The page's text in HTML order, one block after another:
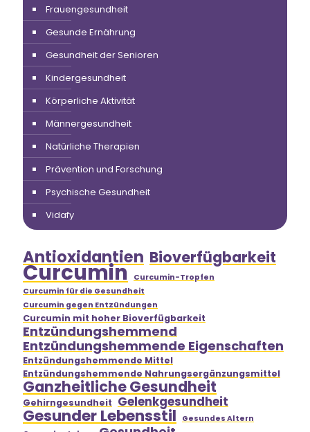
Frauengesundheit
Gesunde Ernährung
Gesundheit der Senioren
Kindergesundheit
Körperliche Aktivität
Männergesundheit
Natürliche Therapien
Prävention und Forschung
Psychische Gesundheit
Vidafy
Antioxidantien Bioverfügbarkeit
Curcumin Curcumin-Tropfen
Curcumin für die Gesundheit
Curcumin gegen Entzündungen
Curcumin mit hoher Bioverfügbarkeit
Entzündungshemmend
Entzündungshemmende Eigenschaften
Entzündungshemmende Mittel
Entzündungshemmende Nahrungsergänzungsmittel
Ganzheitliche Gesundheit
Gehirngesundheit Gelenkgesundheit
Gesunder Lebensstil
Gesundes Altern